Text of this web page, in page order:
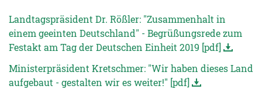
Landtagspräsident Dr. Rößler: "Zusammenhalt in
einem geeinten Deutschland" - Begrüßungsrede zum
Festakt am Tag der Deutschen Einheit 2019 [pdf]
Ministerpräsident Kretschmer: "Wir haben dieses Land
aufgebaut - gestalten wir es weiter!" [pdf]